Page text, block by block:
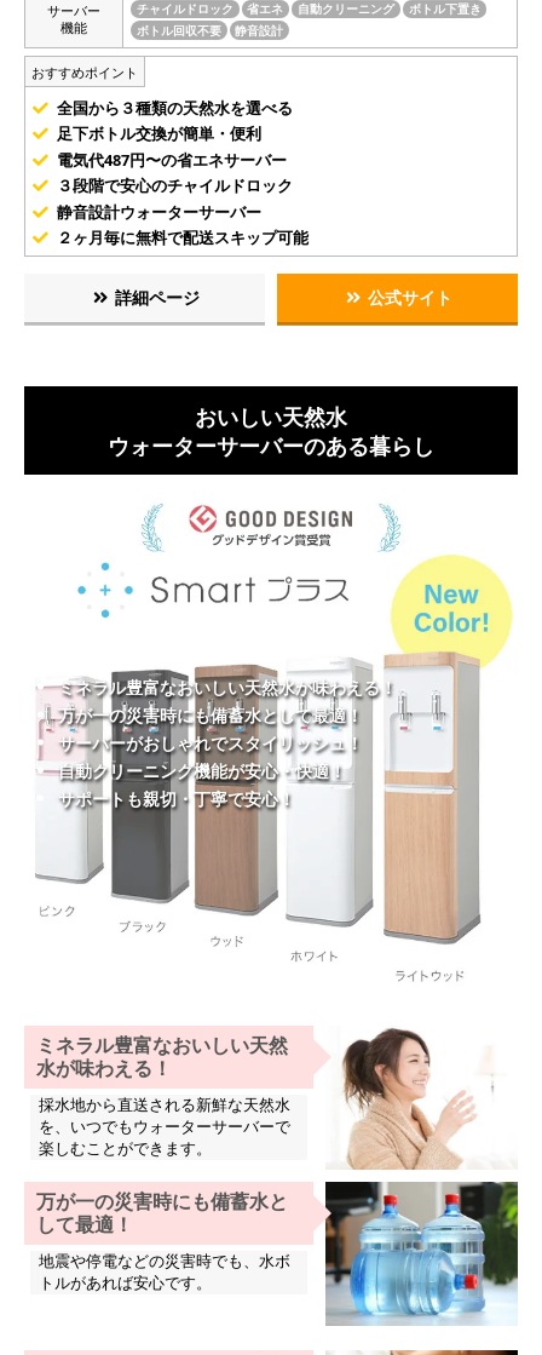
サーバー
機能
チャイルドロック 省エネ 自動クリーニング
ボトル下置き
ボトル回収不要
静音設計
おすすめポイント
全国から３種類の天然水を選べる
足下ボトル交換が簡単・便利
電気代487円〜の省エネサーバー
３段階で安心のチャイルドロック
静音設計ウォーターサーバー
２ヶ月毎に無料で配送スキップ可能
詳細ページ 公式サイト
おいしい天然水
ウォーターサーバーのある暮らし
ミネラル豊富なおいしい天然水が味わえる！
万が一の災害時にも備蓄水として最適！
サーバーがおしゃれでスタイリッシュ！
自動クリーニング機能が安心・快適！
サポートも親切・丁寧で安心！
ミネラル豊富なおいしい天然
水が味わえる！
採水地から直送される新鮮な天然水
を、いつでもウォーターサーバーで
楽しむことができます。
万が一の災害時にも備蓄水と
して最適！
地震や停電などの災害時でも、水ボ
トルがあれば安心です。